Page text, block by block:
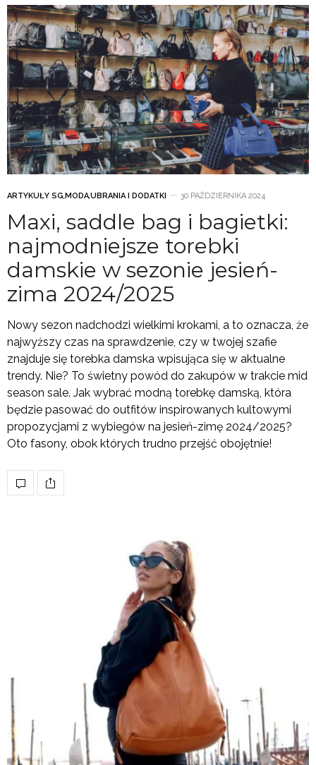
ARTYKUŁY SG,MODA,UBRANIA I DODATKI 30 PAŹDZIERNIKA 2024
Maxi, saddle bag i bagietki:
najmodniejsze torebki
damskie w sezonie jesień-
zima 2024/2025
Nowy sezon nadchodzi wielkimi krokami, a to oznacza, że
najwyższy czas na sprawdzenie, czy w twojej szafie
znajduje się torebka damska wpisująca się w aktualne
trendy. Nie? To świetny powód do zakupów w trakcie mid
season sale. Jak wybrać modną torebkę damską, która
będzie pasować do outfitów inspirowanych kultowymi
propozycjami z wybiegów na jesień-zimę 2024/2025?
Oto fasony, obok których trudno przejść obojętnie!